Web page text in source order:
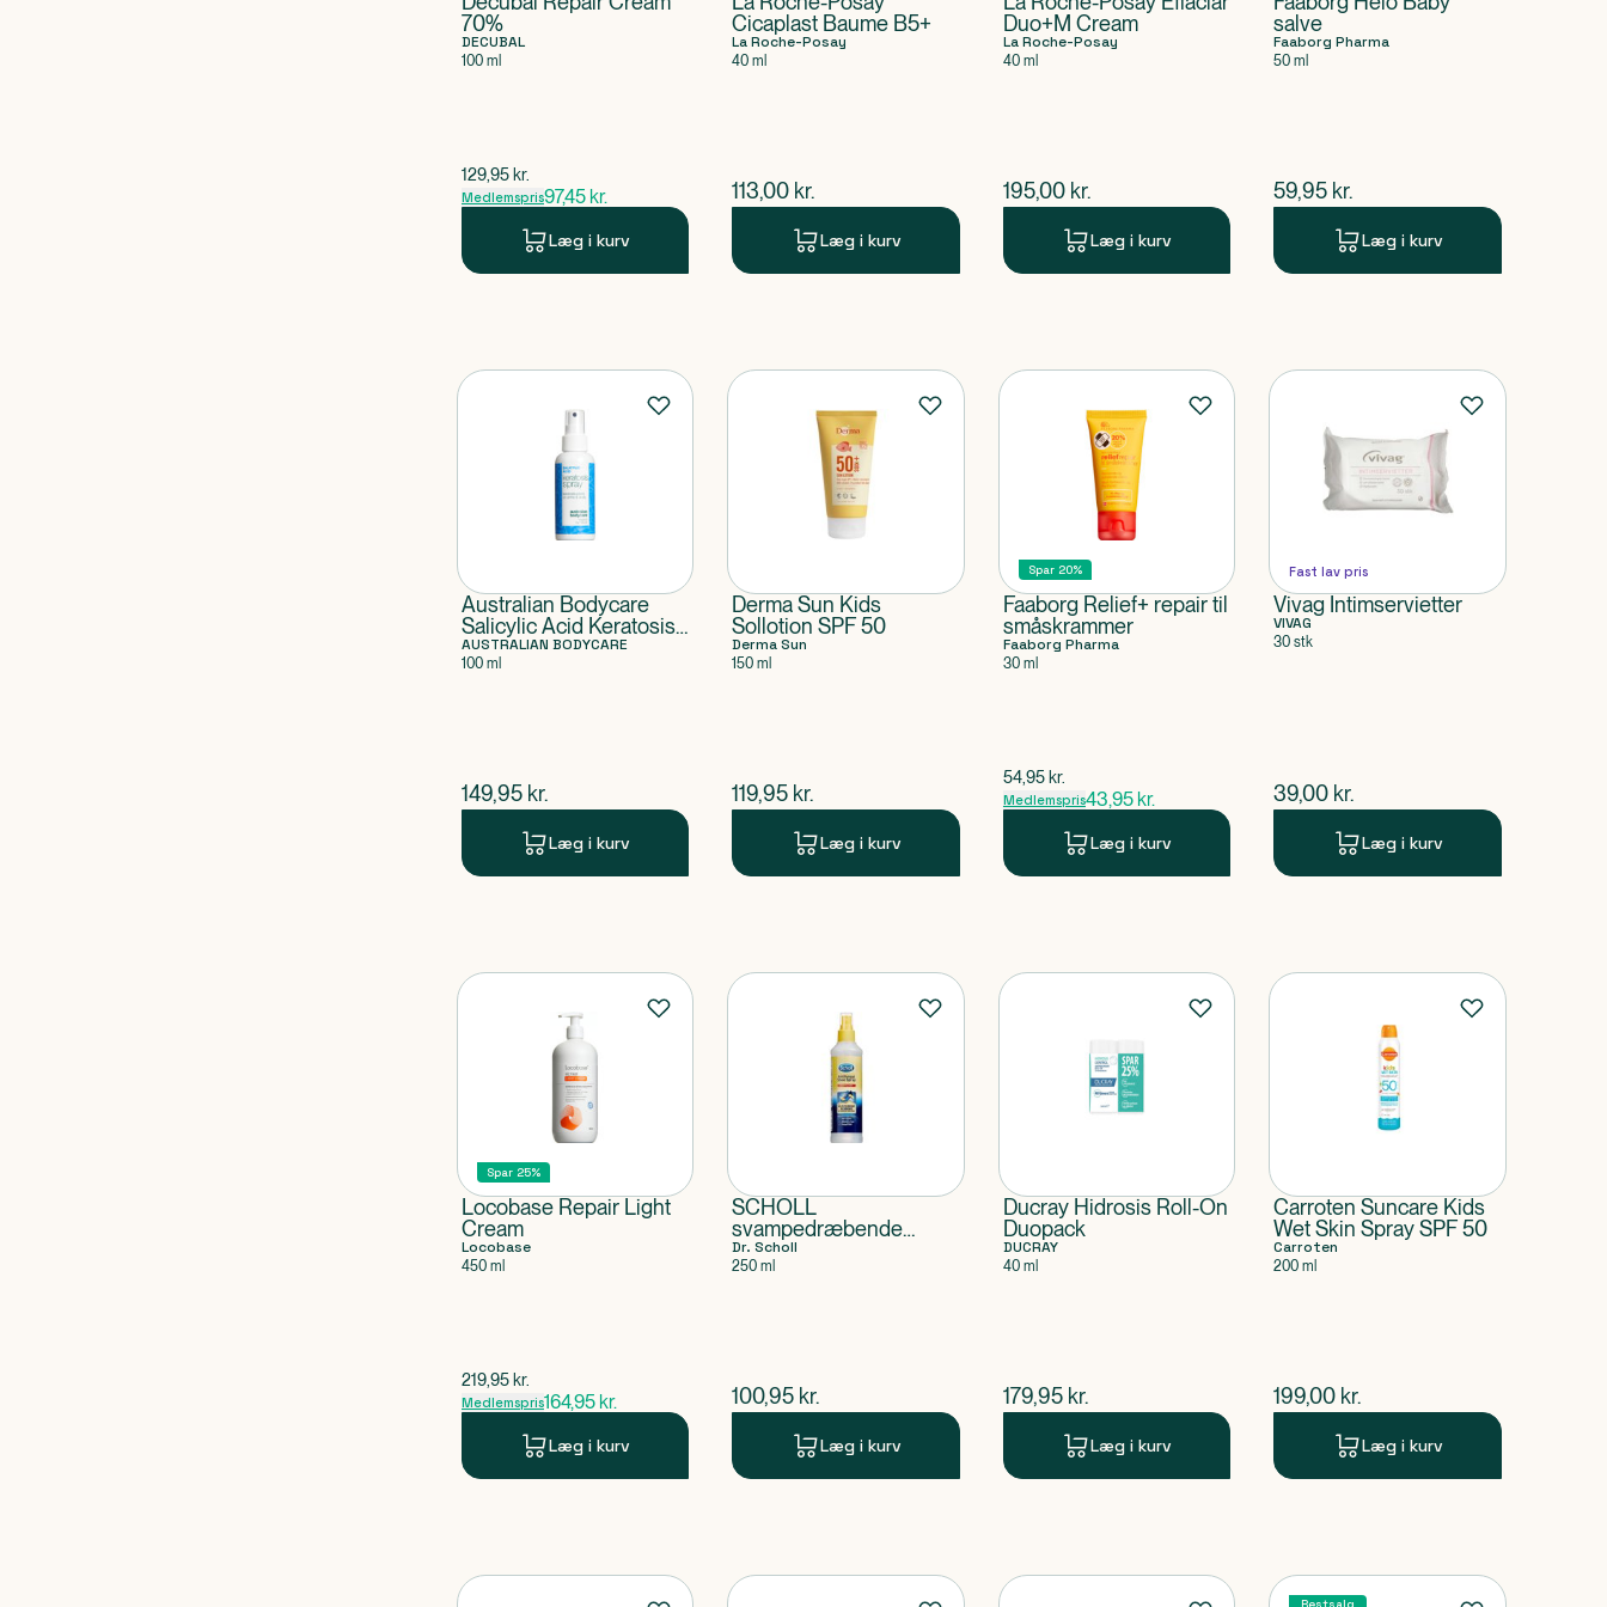
70%
DECUBAL
100 ml
$gammel pris
129,95 kr.
Medlemspris97,45 kr.
Læg i kurv
Cicaplast Baume B5+
La Roche-Posay
40 ml
$nuværende pris
113,00 kr.
Læg i kurv
Duo+M Cream
La Roche-Posay
40 ml
$nuværende pris
195,00 kr.
Læg i kurv
salve
Faaborg Pharma
50 ml
$nuværende pris
59,95 kr.
Læg i kurv
Australian Bodycare
Salicylic Acid Keratosis
spray
AUSTRALIAN BODYCARE
100 ml
$nuværende pris
149,95 kr.
Læg i kurv
Derma Sun Kids
Sollotion SPF 50
Derma Sun
150 ml
$nuværende pris
119,95 kr.
Læg i kurv
Spar 20%
Faaborg Relief+ repair til
småskrammer
Faaborg Pharma
30 ml
$gammel pris
54,95 kr.
Medlemspris43,95 kr.
Læg i kurv
Fast lav pris
Vivag Intimservietter
VIVAG
30 stk
$nuværende pris
39,00 kr.
Læg i kurv
Spar 25%
Locobase Repair Light
Cream
Locobase
450 ml
$gammel pris
219,95 kr.
Medlemspris164,95 kr.
Læg i kurv
SCHOLL
svampedræbende
skospray
Dr. Scholl
250 ml
$nuværende pris
100,95 kr.
Læg i kurv
Ducray Hidrosis Roll-On
Duopack
DUCRAY
40 ml
$nuværende pris
179,95 kr.
Læg i kurv
Carroten Suncare Kids
Wet Skin Spray SPF 50
Carroten
200 ml
$nuværende pris
199,00 kr.
Læg i kurv